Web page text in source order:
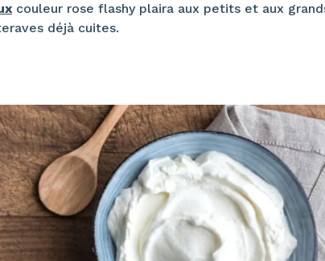
couleur rose flashy plaira aux petits et aux
déjà cuites.